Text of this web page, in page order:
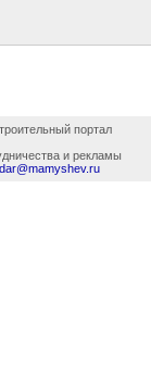
портал
и рекламы